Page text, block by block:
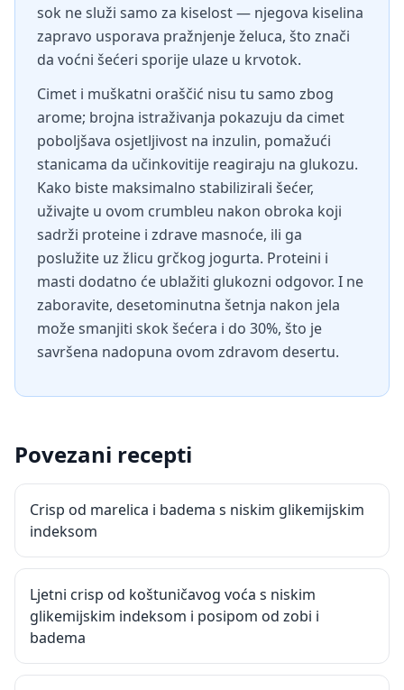
sok ne služi samo za kiselost — njegova kiselina
zapravo usporava pražnjenje želuca, što znači
da voćni šećeri sporije ulaze u krvotok.
Cimet i muškatni oraščić nisu tu samo zbog
arome; brojna istraživanja pokazuju da cimet
poboljšava osjetljivost na inzulin, pomažući
stanicama da učinkovitije reagiraju na glukozu.
Kako biste maksimalno stabilizirali šećer,
uživajte u ovom crumbleu nakon obroka koji
sadrži proteine i zdrave masnoće, ili ga
poslužite uz žlicu grčkog jogurta. Proteini i
masti dodatno će ublažiti glukozni odgovor. I ne
zaboravite, desetominutna šetnja nakon jela
može smanjiti skok šećera i do 30%, što je
savršena nadopuna ovom zdravom desertu.
Povezani recepti
Crisp od marelica i badema s niskim glikemijskim
indeksom
Ljetni crisp od koštuničavog voća s niskim
glikemijskim indeksom i posipom od zobi i
badema